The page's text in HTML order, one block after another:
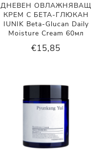
ДНЕВЕН ОВЛАЖНЯВАЩ
КРЕМ С БЕТА-ГЛЮКАН
IUNIK Beta-Glucan Daily
Moisture Cream 60мл
€15,85